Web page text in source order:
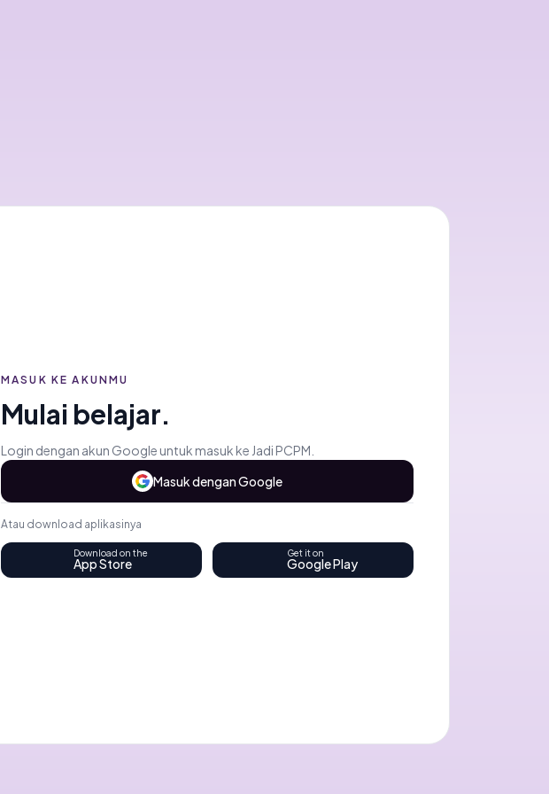
MASUK KE AKUNMU
Mulai belajar.
Login dengan akun Google untuk masuk ke Jadi PCPM.
Masuk dengan Google
Atau download aplikasinya
Download on the
App Store
Get it on
Google Play